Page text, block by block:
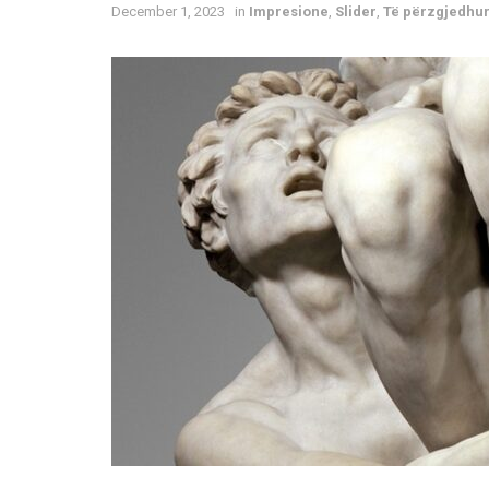
December 1, 2023 in Impresione Slider Të